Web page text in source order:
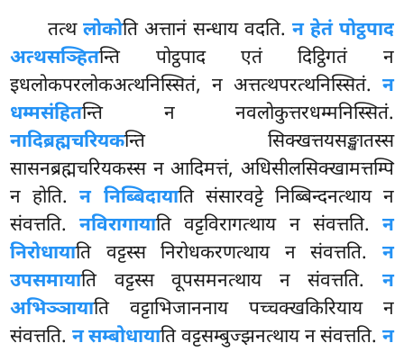
तत्थ लोकोति अत्तानं सन्धाय वदति. न हेतं पोट्ठपाद
अत्थसञ्हितन्ति पोट्ठपाद एतं दिट्ठिगतं न
इधलोकपरलोकअत्थनिस्सितं, न अत्तत्थपरत्थनिस्सितं. न
धम्मसंहितन्ति न नवलोकुत्तरधम्मनिस्सितं.
नादिब्रह्मचरियकन्ति सिक्खत्तयसङ्खातस्स
सासनब्रह्मचरियकस्स न आदिमत्तं, अधिसीलसिक्खामत्तम्पि
न होति.न निब्बिदायाति संसारवट्टे निब्बिन्दनत्थाय न
संवत्तति.नविरागायाति वट्टविरागत्थाय न संवत्तति. न
निरोधायाति वट्टस्स निरोधकरणत्थाय न संवत्तति. न
उपसमायाति वट्टस्स वूपसमनत्थाय न संवत्तति. न
अभिञ्ञायाति वट्टाभिजाननाय पच्चक्खकिरियाय न
संवत्तति. न सम्बोधायाति वट्टसम्बुज्झनत्थाय नसंवत्तति. न